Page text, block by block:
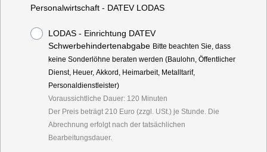
Personalwirtschaft - DATEV LODAS
LODAS - Einrichtung DATEV
Schwerbehindertenabgabe Bitte beachten Sie, dass
keine Sonderlöhne beraten werden (Baulohn, Öffentlicher
Dienst, Heuer, Akkord, Heimarbeit, Metalltarif,
Personaldienstleister)
Voraussichtliche Dauer: 120 Minuten
Der Preis beträgt 210 Euro (zzgl. USt.) je Stunde. Die
Abrechnung erfolgt nach der tatsächlichen
Bearbeitungsdauer.